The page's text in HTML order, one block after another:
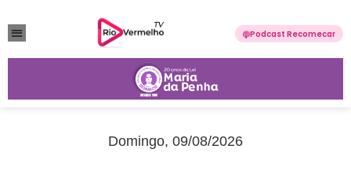
Podcast Recomecar
Domingo, 09/08/2026